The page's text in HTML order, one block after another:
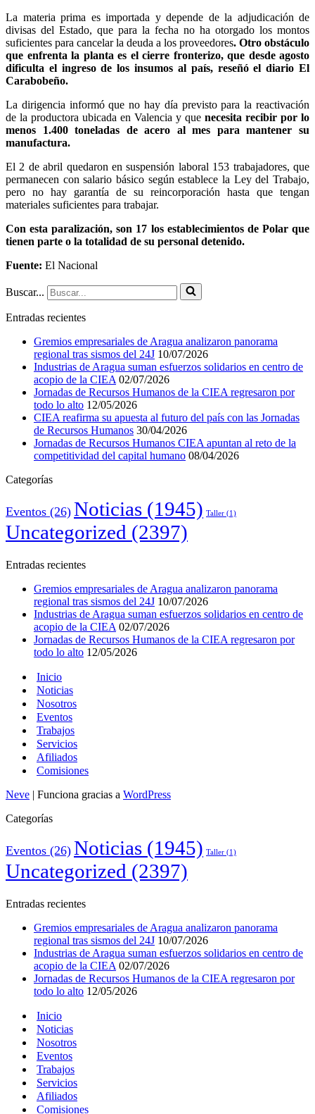
La materia prima es importada y depende de la adjudicación de
divisas del Estado, que para la fecha no ha otorgado los montos
suficientes para cancelar la deuda a los proveedores. Otro obstáculo
que enfrenta la planta es el cierre fronterizo, que desde agosto
dificulta el ingreso de los insumos al país, reseñó el diario El
Carabobeño.
La dirigencia informó que no hay día previsto para la reactivación
de la productora ubicada en Valencia y que necesita recibir por lo
menos 1.400 toneladas de acero al mes para mantener su
manufactura.
El 2 de abril quedaron en suspensión laboral 153 trabajadores, que
permanecen con salario básico según establece la Ley del Trabajo,
pero no hay garantía de su reincorporación hasta que tengan
materiales suficientes para trabajar.
Con esta paralización, son 17 los establecimientos de Polar que
tienen parte o la totalidad de su personal detenido.
Fuente: El Nacional
Buscar...
Entradas recientes
Gremios empresariales de Aragua analizaron panorama
regional tras sismos del 24J 10/07/2026
Industrias de Aragua suman esfuerzos solidarios en centro de
acopio de la CIEA 02/07/2026
Jornadas de Recursos Humanos de la CIEA regresaron por
todo lo alto 12/05/2026
CIEA reafirma su apuesta al futuro del país con las Jornadas
de Recursos Humanos 30/04/2026
Jornadas de Recursos Humanos CIEA apuntan al reto de la
competitividad del capital humano 08/04/2026
Categorías
Eventos (26) Noticias (1945) Taller (1)
Uncategorized (2397)
Entradas recientes
Gremios empresariales de Aragua analizaron panorama
regional tras sismos del 24J 10/07/2026
Industrias de Aragua suman esfuerzos solidarios en centro de
acopio de la CIEA 02/07/2026
Jornadas de Recursos Humanos de la CIEA regresaron por
todo lo alto 12/05/2026
Inicio
Noticias
Nosotros
Eventos
Trabajos
Servicios
Afiliados
Comisiones
Neve | Funciona gracias a WordPress
Categorías
Eventos (26) Noticias (1945) Taller (1)
Uncategorized (2397)
Entradas recientes
Gremios empresariales de Aragua analizaron panorama
regional tras sismos del 24J 10/07/2026
Industrias de Aragua suman esfuerzos solidarios en centro de
acopio de la CIEA 02/07/2026
Jornadas de Recursos Humanos de la CIEA regresaron por
todo lo alto 12/05/2026
Inicio
Noticias
Nosotros
Eventos
Trabajos
Servicios
Afiliados
Comisiones